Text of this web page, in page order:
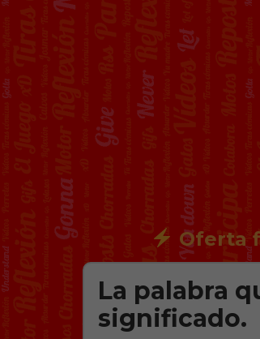
Oferta
La palabra
significado.